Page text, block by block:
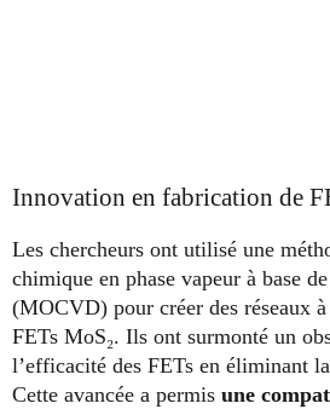
Innovation en fabrication de
Les chercheurs ont utilisé une
chimique en phase vapeur à base
(MOCVD) pour créer des réseaux
FETs MoS₂. Ils ont surmonté un
l’efficacité des FETs en éliminant
Cette avancée a permis une